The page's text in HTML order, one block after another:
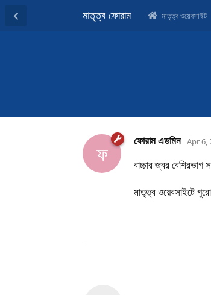
মাতৃত্ব ফোরাম মাতৃত্ব ওয়েবসাইট
ফ ফোরাম এডমিন Apr 6,
বাচ্চার জ্বর
মাতৃত্ব ওয়েবসাইটে